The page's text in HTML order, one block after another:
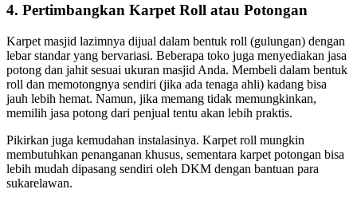
4. Pertimbangkan Karpet Roll atau Potongan
Karpet masjid lazimnya dijual dalam bentuk roll (gulungan) dengan
lebar standar yang bervariasi. Beberapa toko juga menyediakan jasa
potong dan jahit sesuai ukuran masjid Anda. Membeli dalam bentuk
roll dan memotongnya sendiri (jika ada tenaga ahli) kadang bisa
jauh lebih hemat. Namun, jika memang tidak memungkinkan,
memilih jasa potong dari penjual tentu akan lebih praktis.
Pikirkan juga kemudahan instalasinya. Karpet roll mungkin
membutuhkan penanganan khusus, sementara karpet potongan bisa
lebih mudah dipasang sendiri oleh DKM dengan bantuan para
sukarelawan.